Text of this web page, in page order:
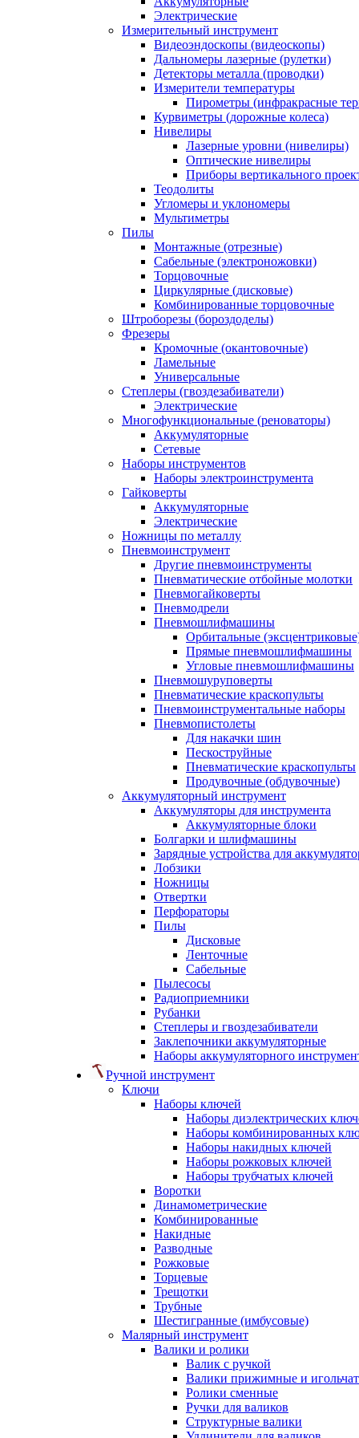
Электрические
Измерительный инструмент
Видеоэндоскопы (видеоскопы)
Дальномеры лазерные (рулетки)
Детекторы металла (проводки)
Измерители температуры
Пирометры (инфракрасные
Курвиметры (дорожные колеса)
Нивелиры
Лазерные уровни (нивелиры)
Оптические нивелиры
Приборы вертикального
Теодолиты
Угломеры и уклономеры
Мультиметры
Пилы
Монтажные (отрезные)
Сабельные (электроножовки)
Торцовочные
Циркулярные (дисковые)
Комбинированные торцовочные
Штроборезы (бороздоделы)
Фрезеры
Кромочные (окантовочные)
Ламельные
Универсальные
Степлеры (гвоздезабиватели)
Электрические
Многофункциональные (реноваторы)
Аккумуляторные
Сетевые
Наборы инструментов
Наборы электроинструмента
Гайковерты
Аккумуляторные
Электрические
Ножницы по металлу
Пневмоинструмент
Другие пневмоинструменты
Пневматические отбойные молотки
Пневмогайковерты
Пневмодрели
Пневмошлифмашины
Орбитальные
Прямые пневмошлифмашины
Угловые пневмошлифмашины
Пневмошуруповерты
Пневматические краскопульты
Пневмоинструментальные наборы
Пневмопистолеты
Для накачки шин
Пескоструйные
Пневматические краскопульты
Продувочные (обдувочные)
Аккумуляторный инструмент
Аккумуляторы для инструмента
Аккумуляторные блоки
Болгарки и шлифмашины
Зарядные устройства для
Лобзики
Ножницы
Отвертки
Перфораторы
Пилы
Дисковые
Ленточные
Сабельные
Пылесосы
Радиоприемники
Рубанки
Степлеры и гвоздезабиватели
Заклепочники аккумуляторные
Наборы аккумуляторного
Ручной инструмент
Ключи
Наборы ключей
Наборы диэлектрических
Наборы комбинированных
Наборы накидных ключей
Наборы рожковых ключей
Наборы трубчатых ключей
Воротки
Динамометрические
Комбинированные
Накидные
Разводные
Рожковые
Торцевые
Трещотки
Трубные
Шестигранные (имбусовые)
Малярный инструмент
Валики и ролики
Валик с ручкой
Валики прижимные и
Ролики сменные
Ручки для валиков
Структурные валики